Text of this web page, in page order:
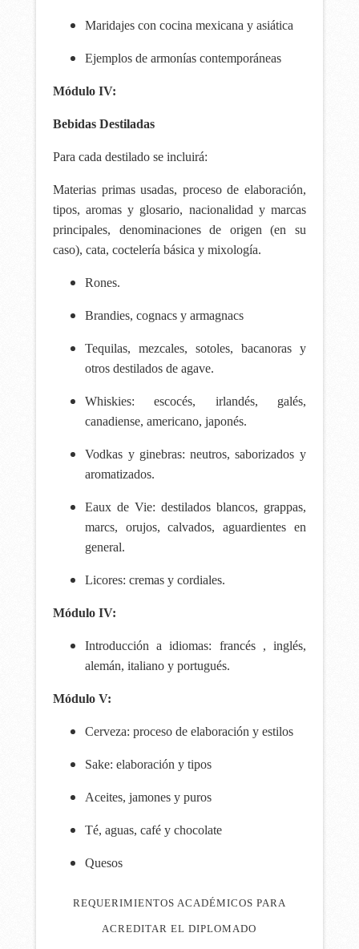
Maridajes con cocina mexicana y asiática
Ejemplos de armonías contemporáneas
Módulo IV:
Bebidas Destiladas
Para cada destilado se incluirá:
Materias primas usadas, proceso de elaboración,
tipos, aromas y glosario, nacionalidad y marcas
principales, denominaciones de origen (en su
caso),cata, coctelería básicay mixología.
Rones.
Brandies, cognacs y armagnacs
Tequilas, mezcales, sotoles, bacanoras y
otros destilados de agave.
Whiskies: escocés, irlandés, galés,
canadiense, americano, japonés.
Vodkas y ginebras: neutros, saborizados y
aromatizados.
Eaux de Vie: destilados blancos, grappas,
marcs, orujos, calvados, aguardientes en
general.
Licores: cremas y cordiales.
Módulo IV:
Introducción
a idiomas: francés , inglés,
alemán, italiano y portugués.
Módulo V:
Cerveza: proceso de elaboración y estilos
Sake: elaboración y tipos
Aceites, jamones y puros
Té, aguas, café y chocolate
Quesos
REQUERIMIENTOS ACADÉMICOS PARA
ACREDITAR EL DIPLOMADO